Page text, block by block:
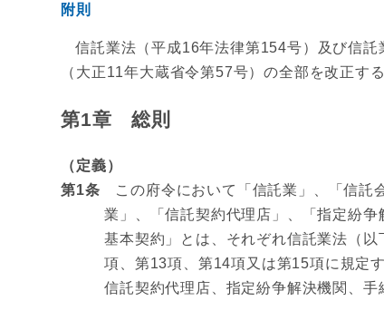
附則
信託業法（平成16年法律第154号）及び信
（大正11年大蔵省令第57号）の全部を改正す
第1章 総則
（定義）
第1条 この府令において「信託業」、「信託
業」、「信託契約代理店」、「指定紛
基本契約」とは、それぞれ信託業法（
項、第13項、第14項又は第15項に規定
信託契約代理店、指定紛争解決機関、